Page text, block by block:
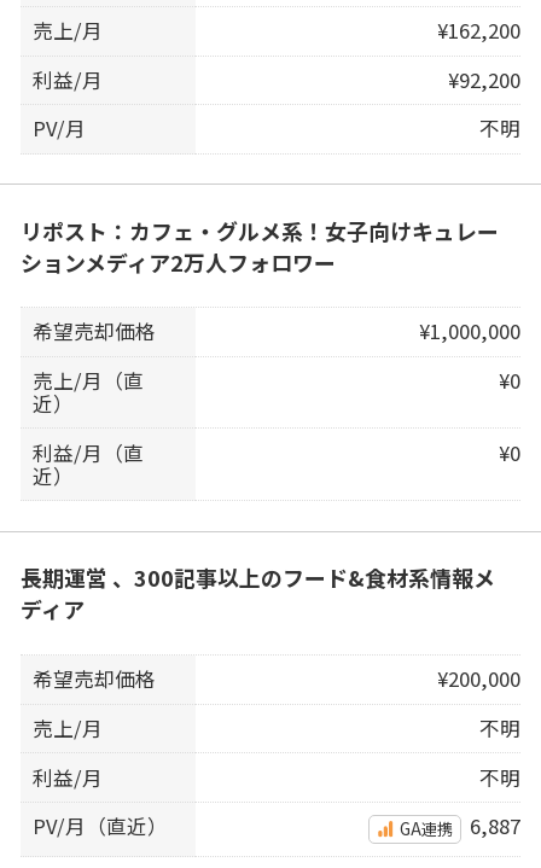
売上/月
¥162,200
利益/月
¥92,200
PV/月
不明
リポスト：カフェ・グルメ系！女子向けキュレー
ションメディア2万人フォロワー
希望売却価格
¥1,000,000
売上/月（直
近）
¥0
利益/月（直
近）
¥0
長期運営 、300記事以上のフード&食材系情報メ
ディア
希望売却価格
¥200,000
売上/月
不明
利益/月
不明
PV/月（直近）
GA連携 6,887